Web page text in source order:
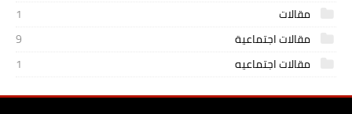
مقالات
1
مقالات اجتماعية
9
مقالات اجتماعيه
1